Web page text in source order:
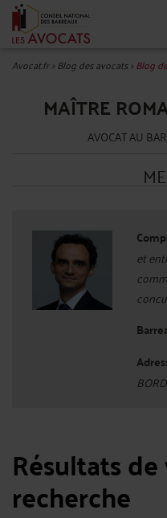
Avocat.fr>Blog des avocats>Blog
MAÎTRE
AVOCAT AU
et
Résultats
recherche